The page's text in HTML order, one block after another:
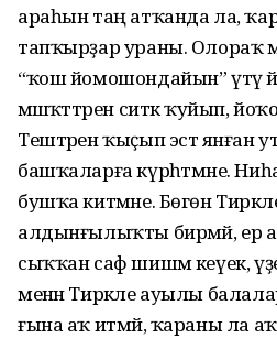
араһын таң атҡанда ла,
тапҡырҙар ураны. Олораҡ
“ҡош йомошондайын” үтәү
мәшәҡәттәрен ситкә ҡуйып,
Тештәрен ҡыҫып эстә янған
башҡаларға күрһәтмәне.
бушҡа китмәне. Бөгөн
алдынғылыҡты бирмәй, ер
сыҡҡан саф шишмә кеүек,
менән Тирәкле ауылы
ғына аҡ итмәй, ҡараны ла